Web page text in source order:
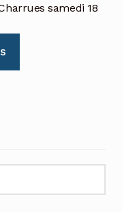
samedi 18